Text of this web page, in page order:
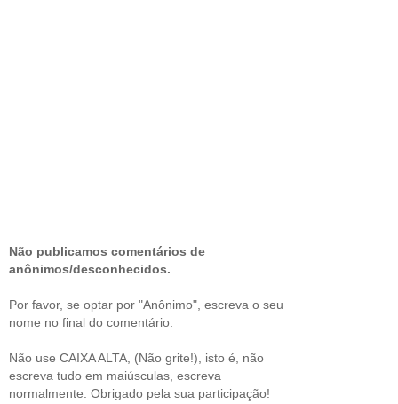
Não publicamos comentários de
anônimos/desconhecidos.
Por favor, se optar por "Anônimo", escreva o seu
nome no final do comentário.
Não use CAIXA ALTA, (Não grite!), isto é, não
escreva tudo em maiúsculas, escreva
normalmente. Obrigado pela sua participação!